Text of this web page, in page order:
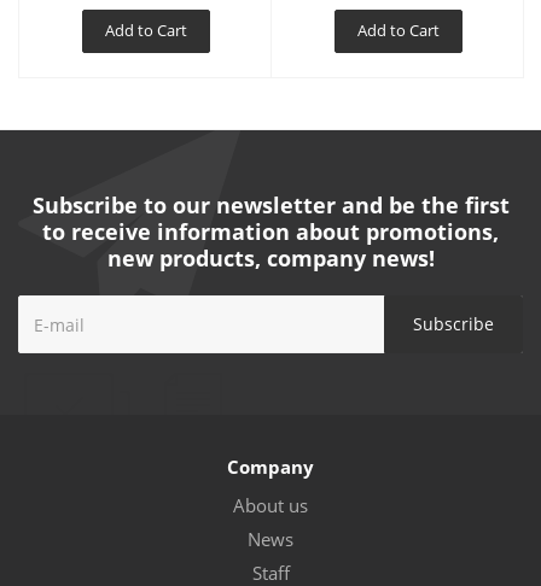
Add to Cart Add to Cart
Subscribe to our newsletter and be the first
to receive information about promotions,
new products, company news!
Company
About us
News
Staff